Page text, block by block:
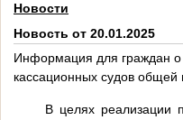
Новости
Новость от 20.01.2025
Информация для граждан о
кассационных судов общей
В целях реализации